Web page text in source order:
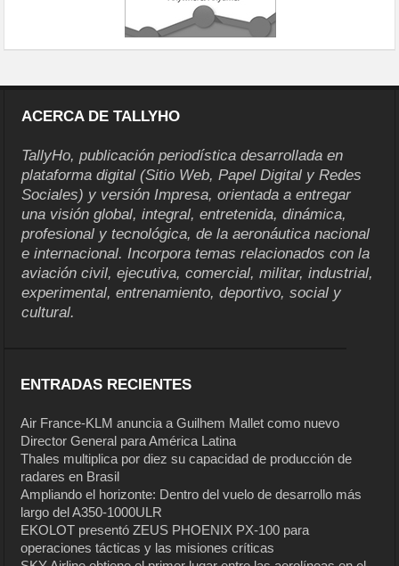
ACERCA DE TALLYHO
TallyHo, publicación periodística desarrollada en
plataforma digital (Sitio Web, Papel Digital y Redes
Sociales) y versión Impresa, orientada a entregar
una visión global, integral, entretenida, dinámica,
profesional y tecnológica, de la aeronáutica nacional
e internacional. Incorpora temas relacionados con la
aviación civil, ejecutiva, comercial, militar, industrial,
experimental, entrenamiento, deportivo, social y
cultural.
ENTRADAS RECIENTES
Air France-KLM anuncia a Guilhem Mallet como nuevo
Director General para América Latina
Thales multiplica por diez su capacidad de producción de
radares en Brasil
Ampliando el horizonte: Dentro del vuelo de desarrollo más
largo del A350-1000ULR
EKOLOT presentó ZEUS PHOENIX PX-100 para
operaciones tácticas y las misiones críticas